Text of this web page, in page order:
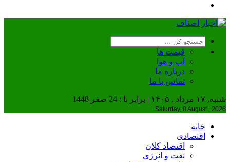
قیمت ها
آب و هوا
درباره ما
تماس با ما
شنبه, ۱۷ مرداد , ۱۴۰۵ | برابر با : 24 صفر 1448
Saturday, 8 August , 2026
خانه
اقتصادی
اقتصاد کلان
نفت و انرژی